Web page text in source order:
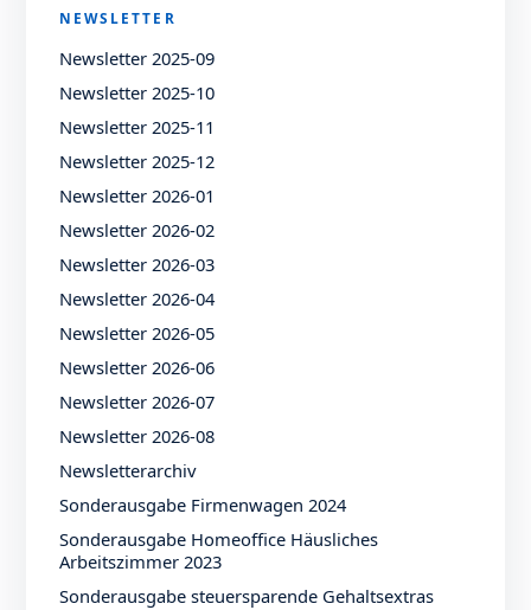
NEWSLETTER
Newsletter 2025-09
Newsletter 2025-10
Newsletter 2025-11
Newsletter 2025-12
Newsletter 2026-01
Newsletter 2026-02
Newsletter 2026-03
Newsletter 2026-04
Newsletter 2026-05
Newsletter 2026-06
Newsletter 2026-07
Newsletter 2026-08
Newsletterarchiv
Sonderausgabe Firmenwagen 2024
Sonderausgabe Homeoffice Häusliches
Arbeitszimmer 2023
Sonderausgabe steuersparende Gehaltsextras